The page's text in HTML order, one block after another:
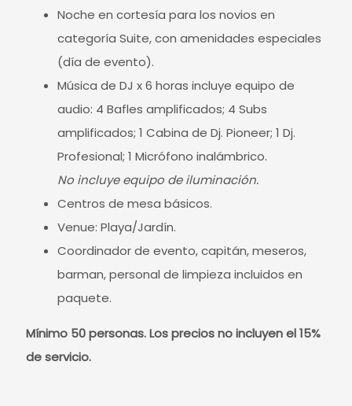
Noche en cortesía para los novios en
categoría Suite, con amenidades especiales
(día de evento).
Música de DJ x 6 horas incluye equipo de
audio: 4 Bafles amplificados; 4 Subs
amplificados; 1 Cabina de Dj. Pioneer; 1 Dj.
Profesional; 1 Micrófono inalámbrico.
No incluye equipo de iluminación.
Centros de mesa básicos.
Venue: Playa/Jardín.
Coordinador de evento, capitán, meseros,
barman, personal de limpieza incluidos en
paquete.
Mínimo 50 personas.Los precios no incluyen el 15%
de servicio.